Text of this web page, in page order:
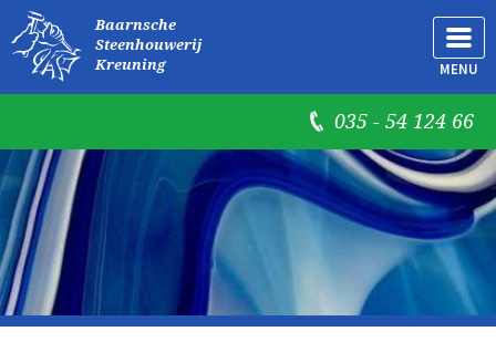
Baarnsche
Steenhouwerij
Kreuning
MENU
035 - 54 124 66